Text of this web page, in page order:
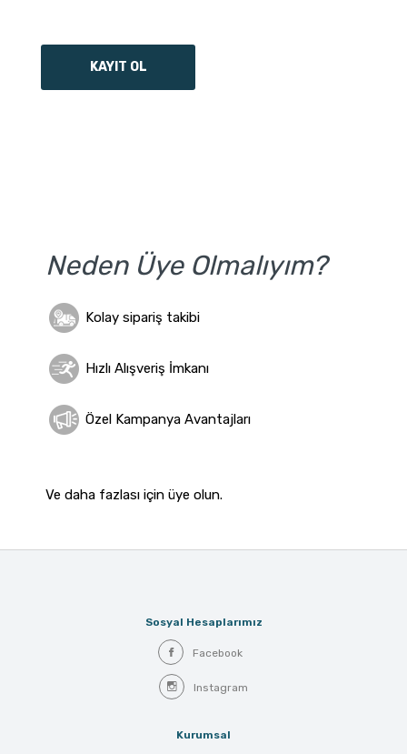
Neden Üye Olmalıyım?
Kolay sipariş takibi
Hızlı Alışveriş İmkanı
Özel Kampanya Avantajları
Ve daha fazlası için üye olun.
Sosyal Hesaplarımız
Facebook
Instagram
Kurumsal